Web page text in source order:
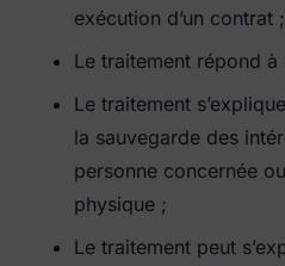
exécution d’un contrat ;
Le traitement répond
Le traitement
la sauvegarde des
personne concernée
physique ;
Le traitement peut